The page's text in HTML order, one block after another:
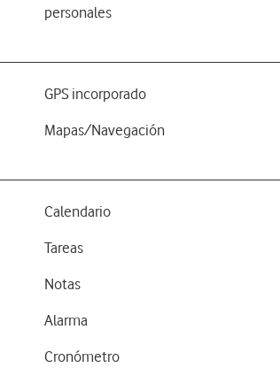
personales
GPS incorporado
Mapas/Navegación
Calendario
Tareas
Notas
Alarma
Cronómetro